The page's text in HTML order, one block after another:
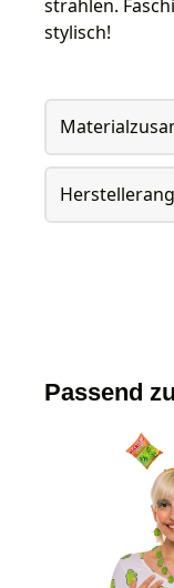
strahlen.
stylisch!
Passend